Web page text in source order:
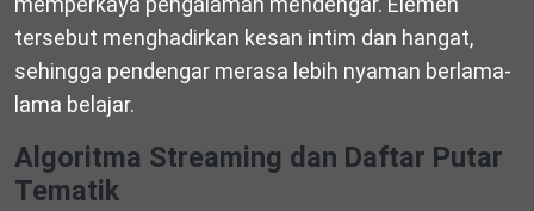
tersebut menghadirkan kesan intim dan hangat,
sehingga pendengar merasa lebih nyaman berlama-
lama belajar.
Algoritma Streaming dan Daftar Putar
Tematik